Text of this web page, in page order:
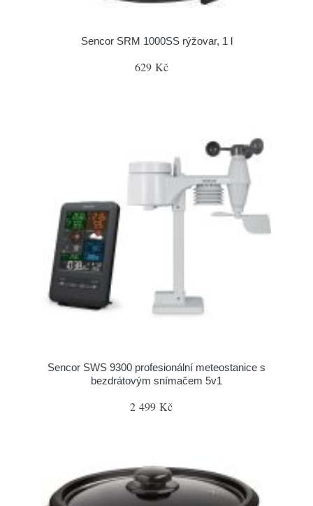
Sencor SRM 1000SS rýžovar, 1 l
629 Kč
Sencor SWS 9300 profesionální meteostanice s
bezdrátovým snímačem 5v1
2 499 Kč